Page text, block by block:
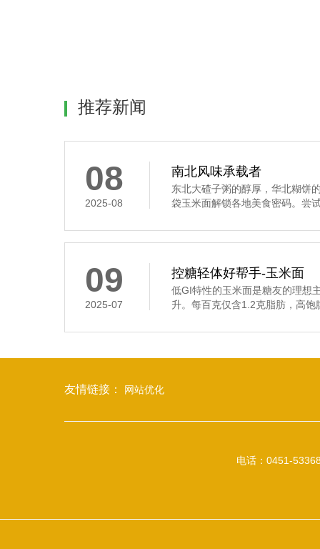
推荐新闻
08
2025-08
南北风味承载者
东北大碴子粥的醇厚，华北糊
袋玉米面解锁各地美食密码。尝
09
2025-07
控糖轻体好帮手-玉米面
低GI特性的玉米面是糖友的理想
升。每百克仅含1.2克脂肪，高饱
友情链接： 网站优化
电话：0451-